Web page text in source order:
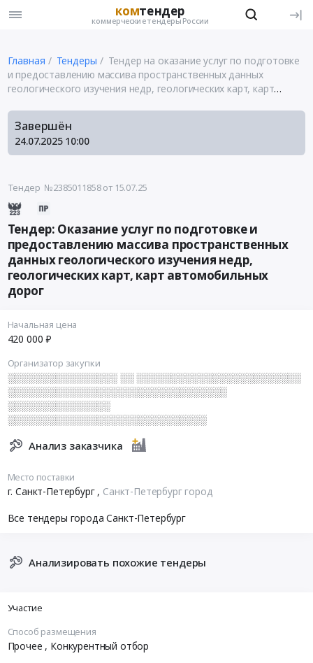
комтендер
коммерческие тендеры России
Главная Тендеры
Тендер на оказание услуг по подготовке
и предоставлению массива пространственных данных
геологического изучения недр, геологических карт, карт
Завершён
24.07.2025 10:00
Тендер №2385011858от 15.07.25
Тендер: Оказание услуг по подготовке и
предоставлению массива пространственных
данных геологического изучения недр,
геологических карт, карт автомобильных
дорог
Начальная цена
420 000 ₽
Организатор закупки
░░░░░░░░░░░░░░░░ ░░ ░░░░░░░░░░░░░░░░░░░░░░░░
░░░░░░░░░░░░░░░░░░░░░░░░░░░░░░░░
░░░░░░░░░░░░░░░
░░░░░░░░░░░░░░░░░░░░░░░░░░░░░
Анализ заказчика
Место поставки
г. Санкт-Петербург , Санкт-Петербург город
Все тендеры города Санкт-Петербург
Анализировать похожие тендеры
Участие
Способ размещения
Прочее , Конкурентный отбор